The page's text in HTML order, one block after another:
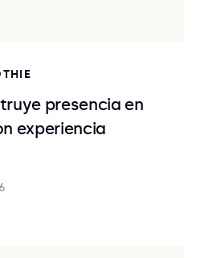
presencia en
experiencia